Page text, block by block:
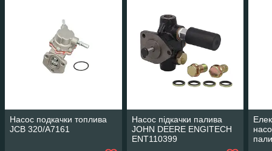
Насос подкачки топлива
JCB 320/A7161
Насос підкачки палива
JOHN DEERE ENGITECH
ENT110399